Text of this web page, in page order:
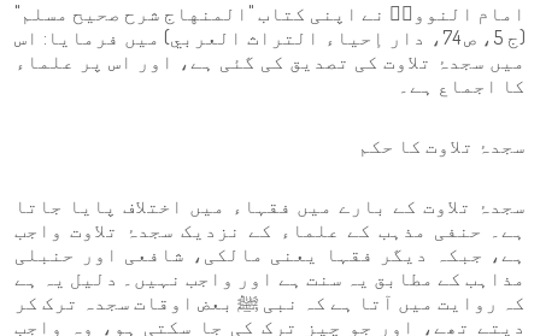
امام النوویؒ نے اپنی کتاب "المنهاج شرح صحیح مسلم"
(ج 5، ص 74، دار إحياء التراث العربي) میں فرمایا: اس
میں سجدۂ تلاوت کی تصدیق کی گئی ہے، اور اس پر علماء
کا اجماع ہے۔
سجدۂ تلاوت کا حکم
سجدۂ تلاوت کے بارے میں فقہاء میں اختلاف پایا جاتا
ہے۔ حنفی مذہب کے علماء کے نزدیک سجدۂ تلاوت واجب
ہے، جبکہ دیگر فقہا یعنی مالکی، شافعی اور حنبلی
مذاہب کے مطابق یہ سنت ہے اور واجب نہیں۔ دلیل یہ ہے
کہ روایت میں آتا ہے کہ نبی ﷺ بعض اوقات سجدہ ترک کر
دیتے تھے، اور جو چیز ترک کی جا سکتی ہو، وہ واجب